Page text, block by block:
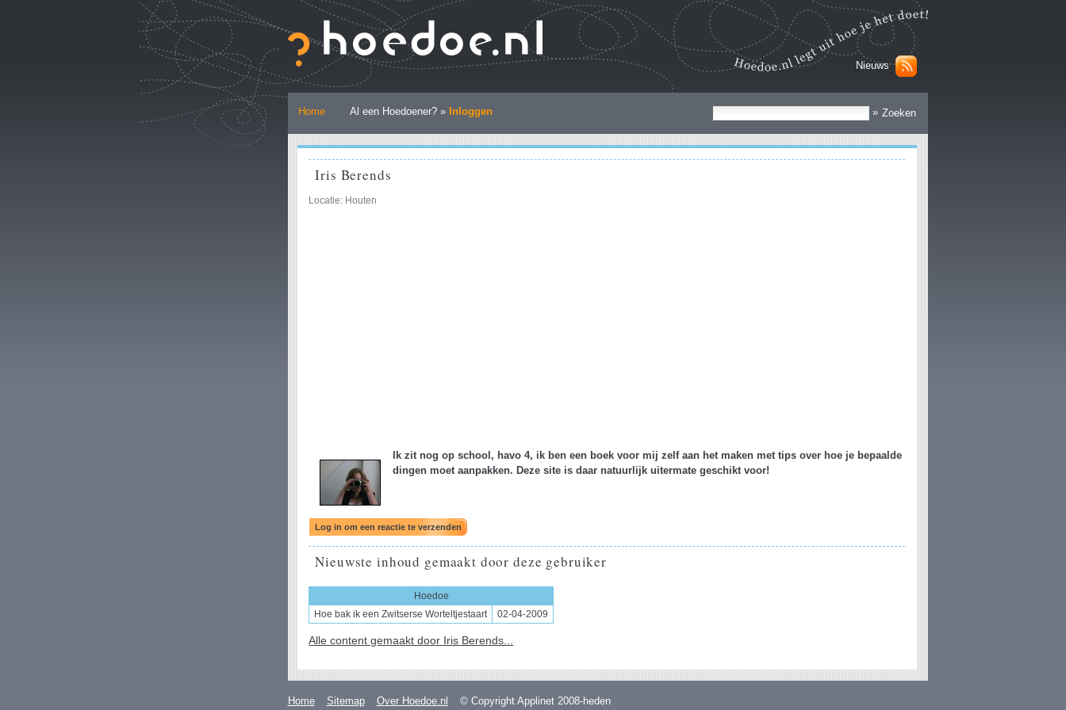
naar
inhoud.
Ga
naar
navigatie
Nieuws
»
hulpmiddelen
Home Al een Hoedoener? » Inloggen
Iris Berends
Locatie: Houten
Ik zit nog op school, havo 4, ik ben een boek voor mij zelf aan het maken met tips over hoe je bepaalde
dingen moet aanpakken. Deze site is daar natuurlijk uitermate geschikt voor!
Nieuwste inhoud gemaakt door deze gebruiker
Hoedoe
Hoe bak ik een Zwitserse Worteltjestaart
02-04-2009
Alle content gemaakt door Iris Berends...
Home Sitemap Over Hoedoe.nl © Copyright Applinet 2008-heden